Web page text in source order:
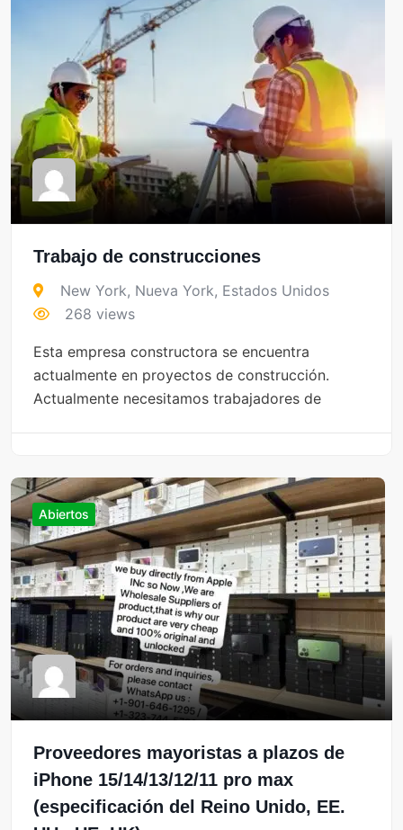
Trabajo de construcciones
New York, Nueva York, Estados Unidos
268 views
Esta empresa constructora se encuentra
actualmente en proyectos de construcción.
Actualmente necesitamos trabajadores de
Abiertos
Proveedores mayoristas a plazos de
iPhone 15/14/13/12/11 pro max
(especificación del Reino Unido, EE.